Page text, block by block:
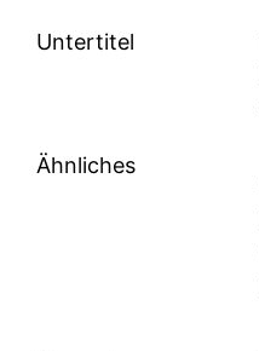
Untertitel
Ähnliches